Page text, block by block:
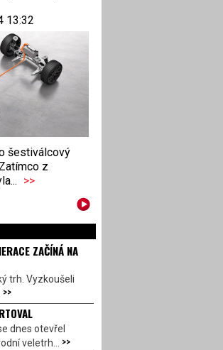
13:32
šestiválcový
z
>>
ZAČÍNÁ NA
trh. Vyzkoušeli
>>
dnes otevřel
veletrh... >>